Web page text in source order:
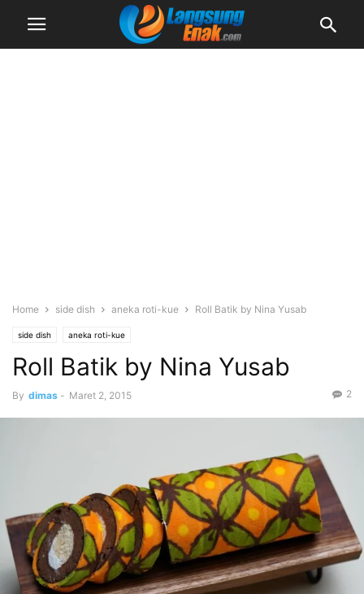
Home side dish aneka roti-kue Roll Batik by Nina Yusab
side dish aneka roti-kue
Roll Batik by Nina Yusab
By dimas - Maret 2, 2015 2